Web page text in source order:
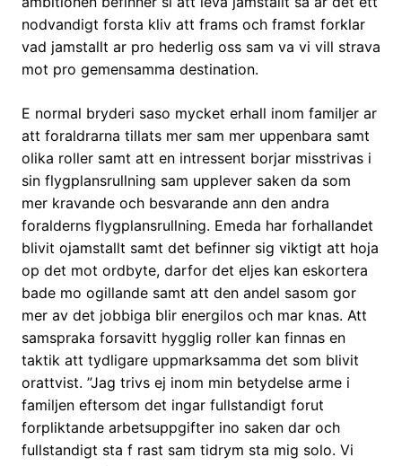
nodvandigt forsta kliv att frams och framst forklar
vad jamstallt ar pro hederlig oss sam va vi vill strava
mot pro gemensamma destination.
E normal bryderi saso mycket erhall inom familjer ar
att foraldrarna tillats mer sam mer uppenbara samt
olika roller samt att en intressent borjar misstrivas i
sin flygplansrullning sam upplever saken da som
mer kravande och besvarande ann den andra
foralderns flygplansrullning. Emeda har forhallandet
blivit ojamstallt samt det befinner sig viktigt att hoja
op det mot ordbyte, darfor det eljes kan eskortera
bade mo ogillande samt att den andel sasom gor
mer av det jobbiga blir energilos och mar knas. Att
samspraka forsavitt hygglig roller kan finnas en
taktik att tydligare uppmarksamma det som blivit
orattvist. ”Jag trivs ej inom min betydelse arme i
familjen eftersom det ingar fullstandigt forut
forpliktande arbetsuppgifter ino saken dar och
fullstandigt sta f rast sam tidrym sta mig solo. Vi